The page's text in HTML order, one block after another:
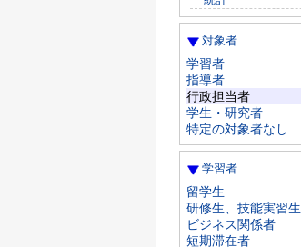
対象者
学習者
指導者
行政担当者
学生・研究者
特定の対象者なし
学習者
留学生
研修生、技能実習生
ビジネス関係者
短期滞在者